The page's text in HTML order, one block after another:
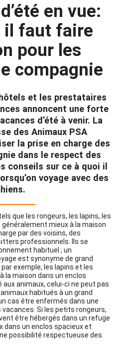
en vue:
il faut faire
pour les
compagnie
et les prestataires
annoncent une forte
d’été à venir. La
des Animaux PSA
la prise en charge des
dans le respect des
conseils sur ce à quoi il
voyage avec des
que les rongeurs, les lapins, les
mieux à la maison
par des voisins, des
professionnels. Ils se
habituel ; un
est synonyme de grand
exemple, les lapins et les
la maison dans un enclos
animaux, celui-ci ne peut pas
habitués à un grand
cas être enfermés dans une
Si les petits rongeurs,
être hébergés dans un refuge
dans un enclos spacieux et
possibilité respectueuse des